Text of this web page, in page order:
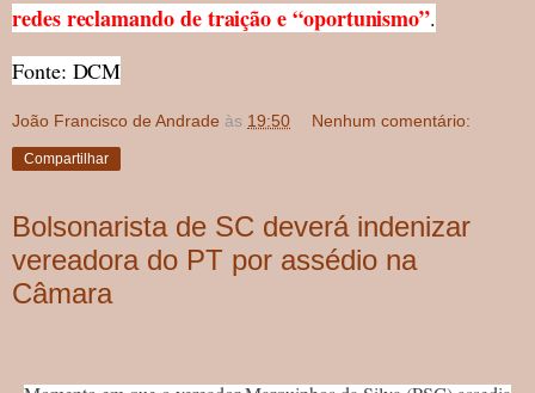
redes reclamando de traição e “oportunismo”.
Fonte: DCM
João Francisco de Andrade às 19:50 Nenhum comentário:
Compartilhar
Bolsonarista de SC deverá indenizar
vereadora do PT por assédio na
Câmara